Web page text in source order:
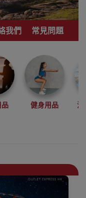
我們 常見問題
品 健身用品
沙